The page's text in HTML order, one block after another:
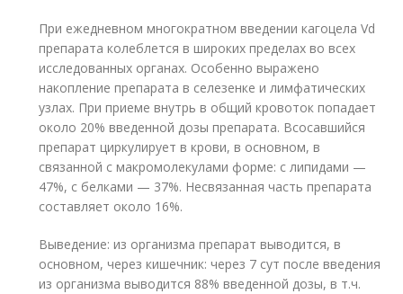
При ежедневном многократном введении кагоцела Vd
препарата колеблется в широких пределах во всех
исследованных органах. Особенно выражено
накопление препарата в селезенке и лимфатических
узлах. При приеме внутрь в общий кровоток попадает
около 20% введенной дозы препарата. Всосавшийся
препарат циркулирует в крови, в основном, в
связанной с макромолекулами форме: с липидами —
47%, с белками — 37%. Несвязанная часть препарата
составляет около 16%.
Выведение: из организма препарат выводится, в
основном, через кишечник: через 7 сут после введения
из организма выводится 88% введенной дозы, в т.ч.